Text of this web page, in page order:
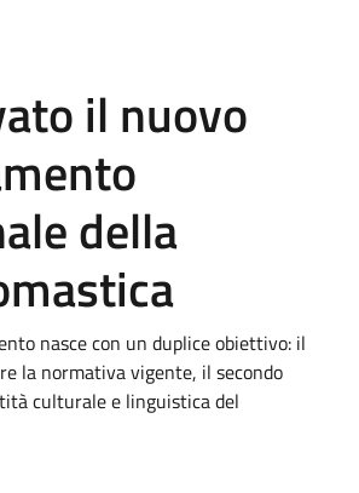
il nuovo
della
nasce con un duplice obiettivo: il
la normativa vigente, il secondo
culturale e linguistica del